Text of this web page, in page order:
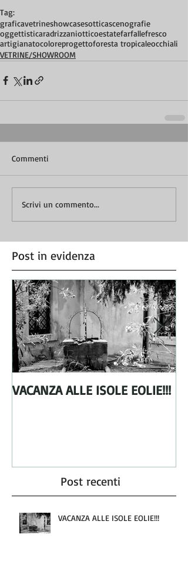
Tag:
graficavetrineshowcasesotticascenografie
oggettisticaradrizzaniotticoestatefarfallefresco
artigianatocoloreprogettoforesta tropicaleocchiali
VETRINE/SHOWROOM
Commenti
Scrivi un commento...
Post in evidenza
VACANZA ALLE ISOLE EOLIE!!!
Post recenti
VACANZA ALLE ISOLE EOLIE!!!